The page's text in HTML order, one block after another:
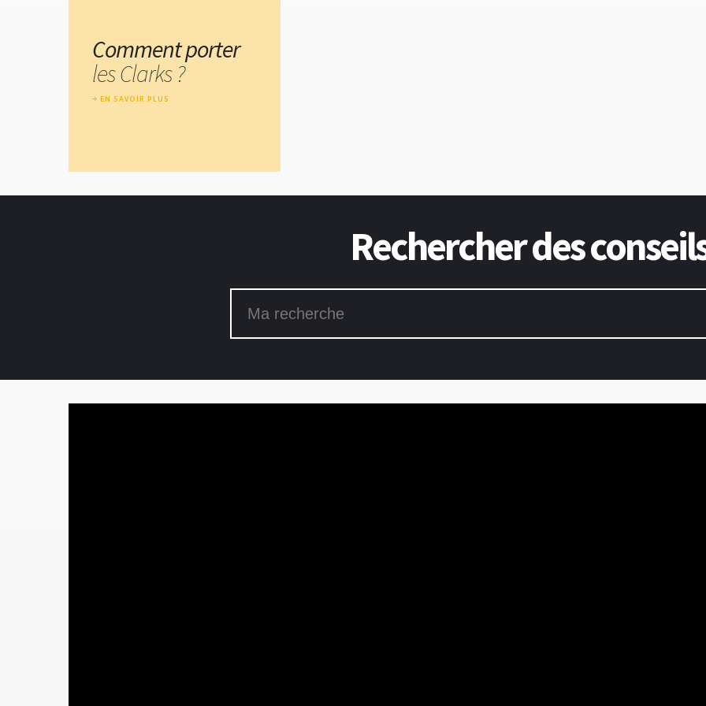
Comment porter
les Clarks ?
EN SAVOIR PLUS
Rechercher des